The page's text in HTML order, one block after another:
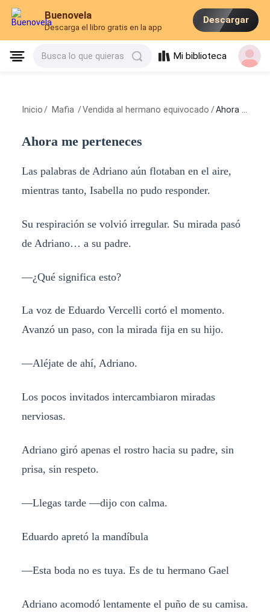
Buenovela
Descarga el libro gratis en la app
Descargar
Busca lo que quieras Mi biblioteca
Inicio / Mafia /Vendida al hermano equivocado /Ahora me perteneces
Ahora me perteneces
Las palabras de Adriano aún flotaban en el aire,
mientras tanto, Isabella no pudo responder.
Su respiración se volvió irregular. Su mirada pasó
de Adriano… a su padre.
—¿Qué significa esto?
La voz de Eduardo Vercelli cortó el momento.
Avanzó un paso, con la mirada fija en su hijo.
—Aléjate de ahí, Adriano.
Los pocos invitados intercambiaron miradas
nerviosas.
Adriano giró apenas el rostro hacia su padre, sin
prisa, sin respeto.
—Llegas tarde —dijo con calma.
Eduardo apretó la mandíbula
—Esta boda no es tuya. Es de tu hermano Gael
Adriano acomodó lentamente el puño de su camisa.